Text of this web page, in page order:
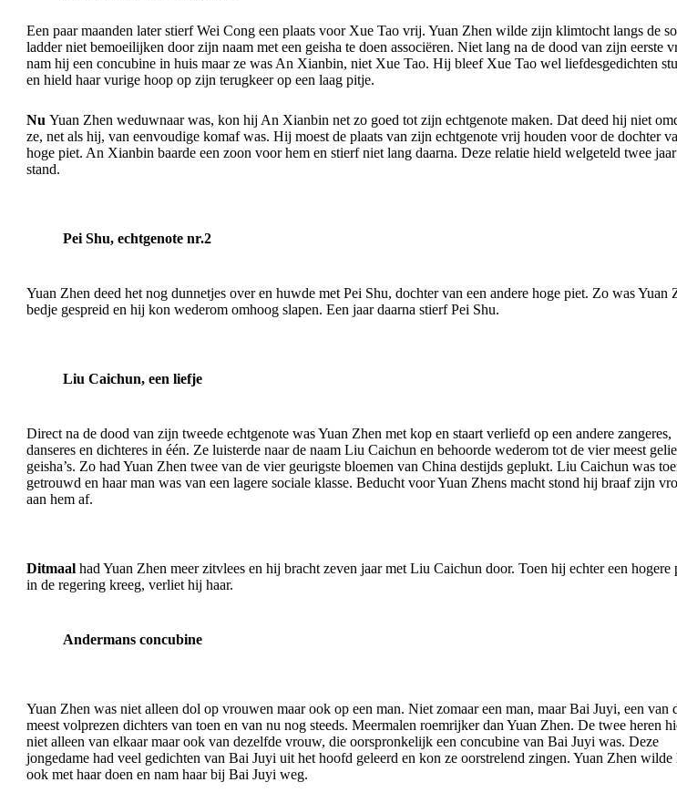
Een paar maanden later stierf Wei Cong een plaats voor Xue Tao vrij. Yuan Zhen wilde zijn klimtocht langs de
ladder niet bemoeilijken door zijn naam met een geisha te doen associëren. Niet lang na de dood van zijn eerste
nam hij een concubine in huis maar ze was An Xianbin, niet Xue Tao. Hij bleef Xue Tao wel liefdesgedichten
en hield haar vurige hoop op zijn terugkeer op een laag pitje.
NuYuan Zhen weduwnaar was, kon hij An Xianbin net zo goed tot zijn echtgenote maken. Dat deed hij niet
ze, net als hij, van eenvoudige komaf was. Hij moest de plaats van zijn echtgenote vrij houden voor de dochter
hoge piet. An Xianbin baarde een zoon voor hem en stierf niet lang daarna. Deze relatie hield welgeteld twee jaar
stand.
Pei Shu, echtgenote nr.2
Yuan Zhen deed het nog dunnetjes over en huwde met Pei Shu, dochter van een andere hoge piet. Zo was Yuan
bedje gespreid en hij kon wederom omhoog slapen. Een jaar daarna stierf Pei Shu.
Liu Caichun, een liefje
Direct na de dood van zijn tweede echtgenote was Yuan Zhen met kop en staart verliefd op een andere zangeres,
danseres en dichteres in één. Ze luisterde naar de naam Liu Caichun en behoorde wederom tot de vier meest
geisha’s. Zo had Yuan Zhen twee van de vier geurigste bloemen van China destijds geplukt. Liu Caichun was
getrouwd en haar man was van een lagere sociale klasse. Beducht voor Yuan Zhens macht stond hij braaf zijn
aan hem af.
Ditmaal had Yuan Zhen meer zitvlees en hij bracht zeven jaar met Liu Caichun door. Toen hij echter een hogere
in de regering kreeg, verliet hij haar.
Andermans concubine
Yuan Zhen was niet alleen dol op vrouwen maar ook op een man. Niet zomaar een man, maar Bai Juyi, een van
meest volprezen dichters van toen en van nu nog steeds. Meermalen roemrijker dan Yuan Zhen. De twee heren
niet alleen van elkaar maar ook van dezelfde vrouw, die oorspronkelijk een concubine van Bai Juyi was. Deze
jongedame had veel gedichten van Bai Juyi uit het hoofd geleerd en kon ze oorstrelend zingen. Yuan Zhen wilde
ook met haar doen en nam haar bij Bai Juyi weg.